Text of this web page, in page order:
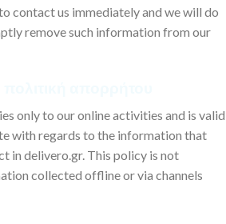
contact us immediately and we will do
remove such information from our
only to our online activities and is valid
with regards to the information that
in delivero.gr. This policy is not
collected offline or via channels